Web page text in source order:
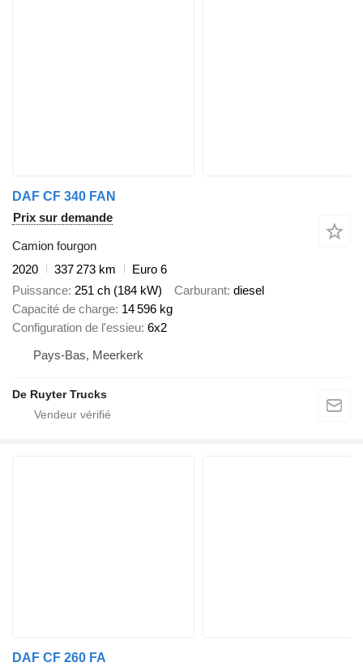
DAF CF 340 FAN
Prix sur demande
Camion fourgon
2020
337 273 km
Euro 6
Puissance 251 ch (184 kW) Carburant diesel
Capacité de charge 14 596 kg
Configuration de l'essieu 6x2
Pays-Bas, Meerkerk
De Ruyter Trucks
DAF CF 260 FA